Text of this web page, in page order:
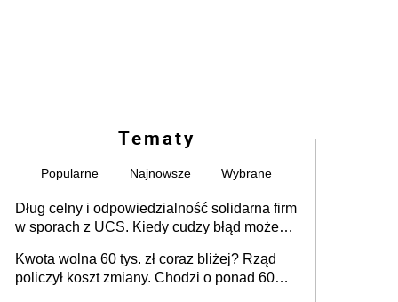
Tematy
Popularne Najnowsze Wybrane
Dług celny i odpowiedzialność solidarna firm
w sporach z UCS. Kiedy cudzy błąd może
Kwota wolna 60 tys. zł coraz bliżej? Rząd
policzył koszt zmiany. Chodzi o ponad 60